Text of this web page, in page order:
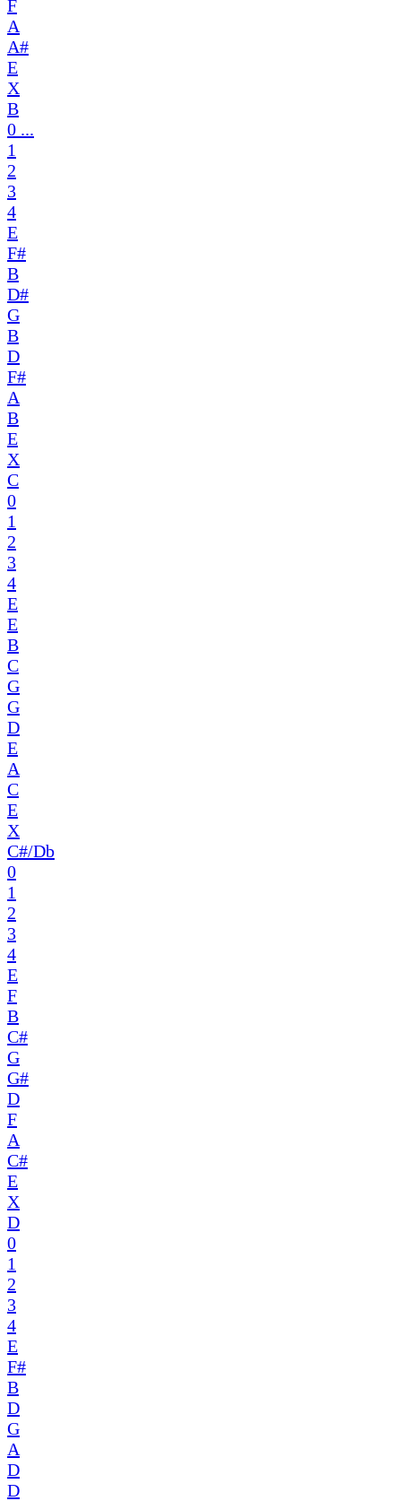
F
A
A#
E
X
B
0 ...
1
2
3
4
E
F#
B
D#
G
B
D
F#
A
B
E
X
C
0
1
2
3
4
E
E
B
C
G
G
D
E
A
C
E
X
C#/Db
0
1
2
3
4
E
F
B
C#
G
G#
D
F
A
C#
E
X
D
0
1
2
3
4
E
F#
B
D
G
A
D
D